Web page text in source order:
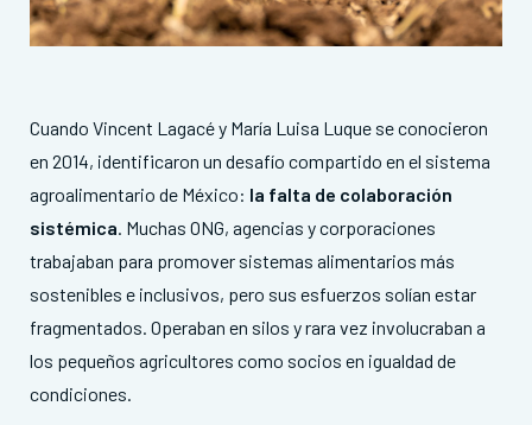
Cuando Vincent Lagacé y María Luisa Luque se conocieron
en 2014, identificaron un desafío compartido en el sistema
agroalimentario de México: la falta de colaboración
sistémica. Muchas ONG, agencias y corporaciones
trabajaban para promover sistemas alimentarios más
sostenibles e inclusivos, pero sus esfuerzos solían estar
fragmentados. Operaban en silos y rara vez involucraban a
los pequeños agricultores como socios en igualdad de
condiciones.